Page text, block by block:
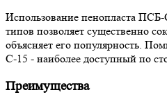
Использование пенопласта
типов позволяет существенно
объясняет его популярность.
С-15 - наиболее доступный по
Преимущества